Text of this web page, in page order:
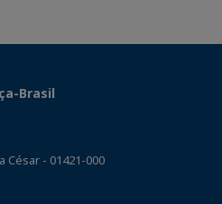
Brasil
César - 01421-000